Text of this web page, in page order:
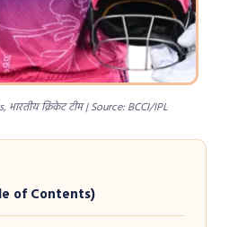
भारतीय क्रिकेट टीम | Source: BCCI/IPL
of Contents)